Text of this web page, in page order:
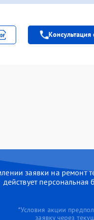
Консультация
заявки на ремонт
действует персональная
*Условия акции
заявку через